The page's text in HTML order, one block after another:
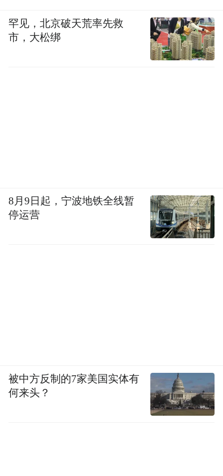
罕见，北京破天荒率先救
市，大松绑
8月9日起，宁波地铁全线暂
停运营
被中方反制的7家美国实体有
何来头？